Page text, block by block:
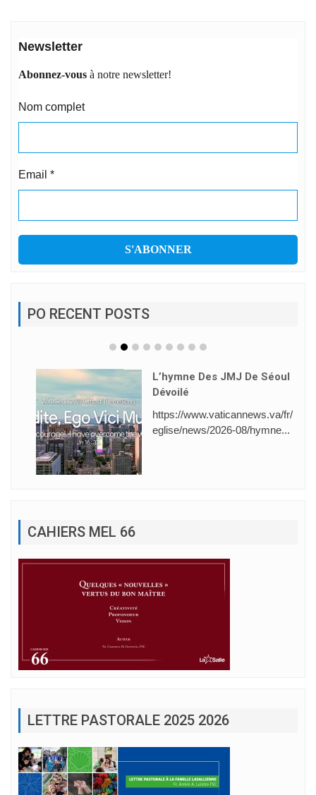
Newsletter
Abonnez-vous à notre newsletter!
Nom complet
Email *
PO RECENT POSTS
L’hymne Des JMJ De Séoul
Dévoilé
https://www.vaticannews.va/fr/
eglise/news/2026-08/hymne...
CAHIERS MEL 66
LETTRE PASTORALE 2025 2026